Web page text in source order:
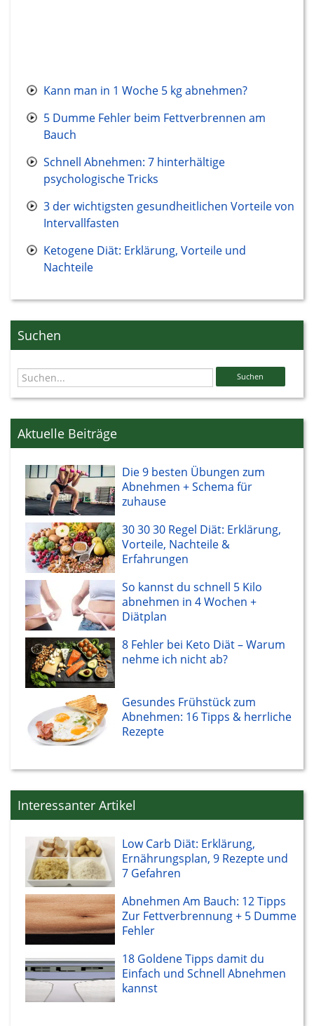
Kann man in 1 Woche 5 kg abnehmen?
5 Dumme Fehler beim Fettverbrennen am
Bauch
Schnell Abnehmen: 7 hinterhältige
psychologische Tricks
3 der wichtigsten gesundheitlichen Vorteile von
Intervallfasten
Ketogene Diät: Erklärung, Vorteile und
Nachteile
Suchen
Aktuelle Beiträge
Die 9 besten Übungen zum
Abnehmen + Schema für
zuhause
30 30 30 Regel Diät: Erklärung,
Vorteile, Nachteile &
Erfahrungen
So kannst du schnell 5 Kilo
abnehmen in 4 Wochen +
Diätplan
8 Fehler bei Keto Diät – Warum
nehme ich nicht ab?
Gesundes Frühstück zum
Abnehmen: 16 Tipps & herrliche
Rezepte
Interessanter Artikel
Low Carb Diät: Erklärung,
Ernährungsplan, 9 Rezepte und
7 Gefahren
Abnehmen Am Bauch: 12 Tipps
Zur Fettverbrennung + 5 Dumme
Fehler
18 Goldene Tipps damit du
Einfach und Schnell Abnehmen
kannst